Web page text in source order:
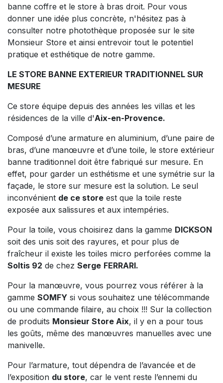
banne coffre et le store à bras droit. Pour vous
donner une idée plus concrète, n'hésitez pas à
consulter notre photothèque proposée sur le site
Monsieur Store et ainsi entrevoir tout le potentiel
pratique et esthétique de notre gamme.
LE STORE BANNE EXTERIEUR TRADITIONNEL SUR
MESURE
Ce store équipe depuis des années les villas et les
résidences de la ville d'Aix-en-Provence.
Composé d’une armature en aluminium, d’une paire de
bras, d’une manœuvre et d’une toile, le store extérieur
banne traditionnel doit être fabriqué sur mesure. En
effet, pour garder un esthétisme et une symétrie sur la
façade, le store sur mesure est la solution. Le seul
inconvénient de ce store est que la toile reste
exposée aux salissures et aux intempéries.
Pour la toile, vous choisirez dans la gamme DICKSON
soit des unis soit des rayures, et pour plus de
fraîcheur il existe les toiles micro perforées comme la
Soltis 92 de chez Serge FERRARI.
Pour la manœuvre, vous pourrez vous référer à la
gamme SOMFY si vous souhaitez une télécommande
ou une commande filaire, au choix !!! Sur la collection
de produits Monsieur Store Aix, il y en a pour tous
les goûts, même des manœuvres manuelles avec une
manivelle.
Pour l’armature, tout dépendra de l’avancée et de
l’exposition du store, car le vent reste l’ennemi du